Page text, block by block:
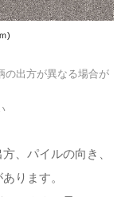
)
の出方が異なる場合が
、パイルの向き、
ります。